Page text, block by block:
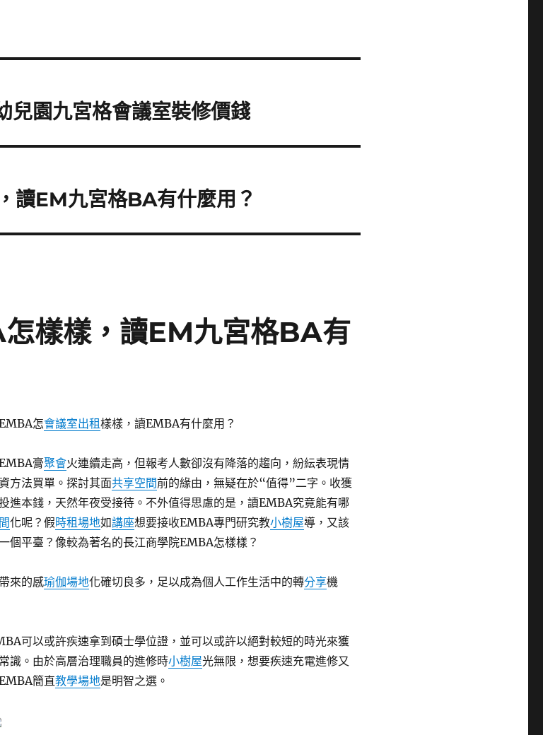
兒園九宮格會議室裝修價錢
讀EM九宮格BA有什麼用？
樣樣，讀EM九宮格BA有
怎會議室出租樣樣，讀EMBA有什麼用？
膏聚會火連續走高，但報考人數卻沒有降落的趨向，紛紜表現情
方法買單。探討其面共享空間前的緣由，無疑在於“值得”二字。收獲
進本錢，天然年夜受接待。不外值得思慮的是，讀EMBA究竟能有哪
化呢？假時租場地如講座想要接收EMBA專門研究教小樹屋導，又該
個平臺？像較為著名的長江商學院EMBA怎樣樣？
來的感瑜伽場地化確切良多，足以成為個人工作生活中的轉分享機
可以或許疾速拿到碩士學位證，並可以或許以絕對較短的時光來獲
常識。由於高層治理職員的進修時小樹屋光無限，想要疾速充電進修又
簡直教學場地是明智之選。